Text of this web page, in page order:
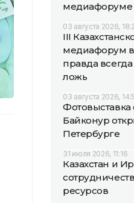
медиафоруме
03 августа 2026,
III
медиафорум в
правда
ложь
03 августа 2026,
Байконур
Петербурге
31 июля 2026, 11:16
Казахстан и
ресурсов